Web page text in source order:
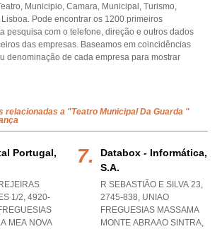
Municipio, Camara, Municipal, Turismo,
Pode encontrar os 1200 primeiros
pesquisa com o telefone, direção e outros dados
das empresas. Baseamos em coincidências
denominação de cada empresa para mostrar
relacionadas a "Teatro Municipal Da Guarda "
Portugal,
1/2, 4920-
MEA NOVA
Databox - Informática,
S.a.
R SEBASTIÃO E SILVA 23,
2745-838, UNIAO
FREGUESIAS MASSAMA
MONTE ABRAAO SINTRA,